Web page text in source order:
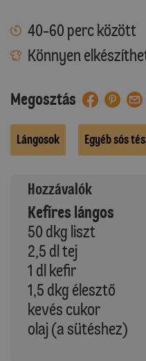
40-60 perc között
Könnyen
Megosztás
Lángosok Egyéb sós
Hozzávalók
Kefíres lángos
50 dkg liszt
2,5 dl tej
1 dl kefir
1,5 dkg élesztő
kevés cukor
olaj (a sütéshez)